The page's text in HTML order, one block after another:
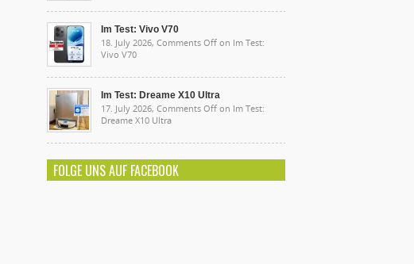
Im Test: Vivo V70
18. July 2026, Comments Off on Im Test:
Vivo V70
Im Test: Dreame X10 Ultra
17. July 2026, Comments Off on Im Test:
Dreame X10 Ultra
FOLGE UNS AUF FACEBOOK